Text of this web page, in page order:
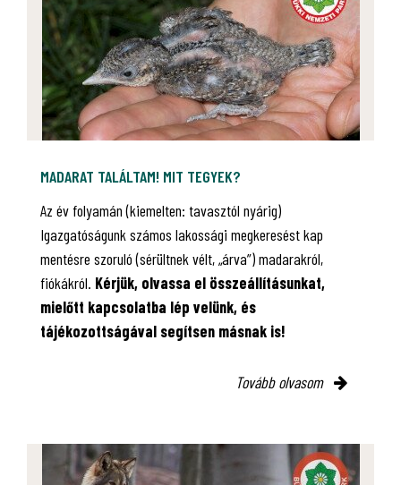
MADARAT TALÁLTAM! MIT TEGYEK?
Az év folyamán (kiemelten: tavasztól nyárig)
Igazgatóságunk számos lakossági megkeresést kap
mentésre szoruló (sérültnek vélt, „árva”) madarakról,
fiókákról. Kérjük, olvassa el összeállításunkat,
mielőtt kapcsolatba lép velünk, és
tájékozottságával segítsen másnak is!
Tovább olvasom